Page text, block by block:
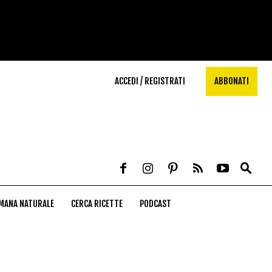
ACCEDI / REGISTRATI ABBONATI
NATURALE CERCA RICETTE PODCAST